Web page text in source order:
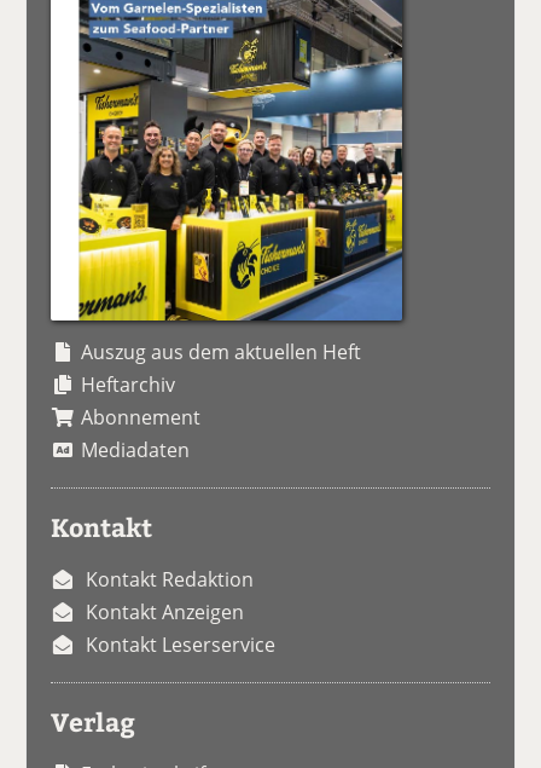
Auszug aus dem aktuellen Heft
Heftarchiv
Abonnement
Mediadaten
Kontakt
Kontakt Redaktion
Kontakt Anzeigen
Kontakt Leserservice
Verlag